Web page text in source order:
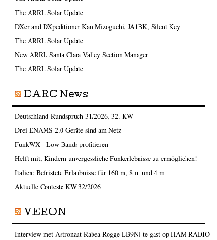
The ARRL Solar Update
DXer and DXpeditioner Kan Mizoguchi, JA1BK, Silent Key
The ARRL Solar Update
New ARRL Santa Clara Valley Section Manager
The ARRL Solar Update
DARC News
Deutschland-Rundspruch 31/2026, 32. KW
Drei ENAMS 2.0 Geräte sind am Netz
FunkWX - Low Bands profitieren
Helft mit, Kindern unvergessliche Funkerlebnisse zu ermöglichen!
Italien: Befristete Erlaubnisse für 160 m, 8 m und 4 m
Aktuelle Conteste KW 32/2026
VERON
Interview met Astronaut Rabea Rogge LB9NJ te gast op HAM RADIO